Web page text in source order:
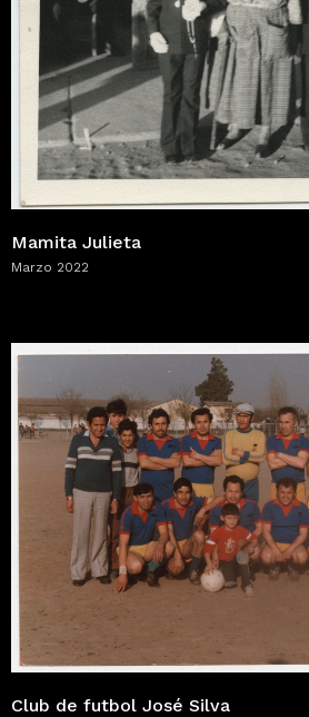
Mamita Julieta
Marzo 2022
Club de futbol José Silva